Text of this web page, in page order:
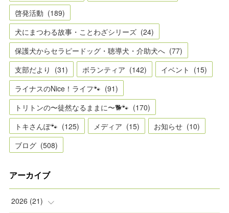
啓発活動 (189)
犬にまつわる故事・ことわざシリーズ (24)
保護犬からセラピードッグ・聴導犬・介助犬へ (77)
支部だより (31) ボランティア (142) イベント (15)
ライナスのNice！ライフ🐾 (91)
トリトンの〜徒然なるままに〜🐕🐾 (170)
トキさんぽ🐾 (125) メディア (15) お知らせ (10)
ブログ (508)
アーカイブ
2026 (21)